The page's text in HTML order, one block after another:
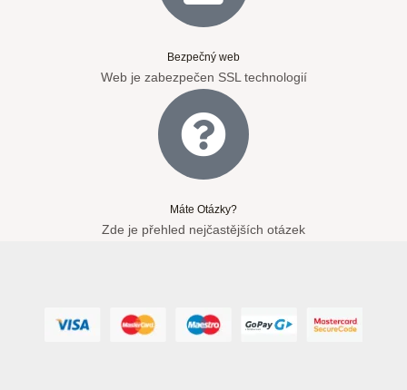
Bezpečný web
Web je zabezpečen SSL technologií
Máte Otázky?
Zde je přehled nejčastějších otázek